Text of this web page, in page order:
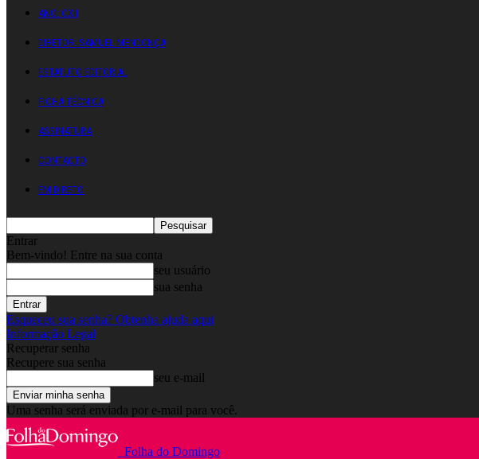
ANO: CXII
DIRETOR: SAMUEL MENDONÇA
ESTATUTO EDITORIAL
FICHA TÉCNICA
ASSINATURA
CONTACTO
EM DIRETO
Entrar
Bem-vindo! Entre na sua conta
seu usuário
sua senha
Esqueceu sua senha? Obtenha ajuda aqui
Informação Legal
Recuperar senha
Recupere sua senha
seu e-mail
Uma senha será enviada por e-mail para você.
Folha do Domingo